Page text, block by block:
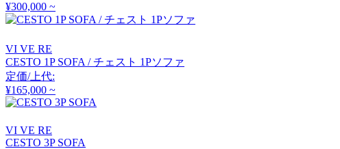
Artemide
アルテミデ
ARUNAi
アルナイ
¥300,000 ~
VI VE RE
CESTO 1P SOFA / チェスト 1Pソファ
定価/上代:
¥165,000 ~
VI VE RE
CESTO 3P SOFA